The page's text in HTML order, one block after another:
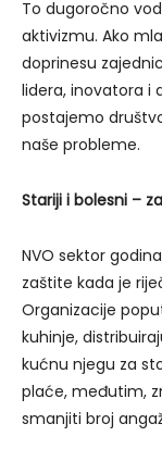
To dugoročno
aktivizmu. Ako
doprinesu
lidera, inovatora i
postajemo
naše probleme.
Stariji i bolesni –
NVO sektor
zaštite kada je
Organizacije
kuhinje,
kućnu njegu za
plaće, međutim,
smanjiti broj